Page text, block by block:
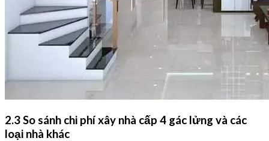
2.3 So sánh chi phí xây nhà cấp 4 gác lửng và các
loại nhà khác